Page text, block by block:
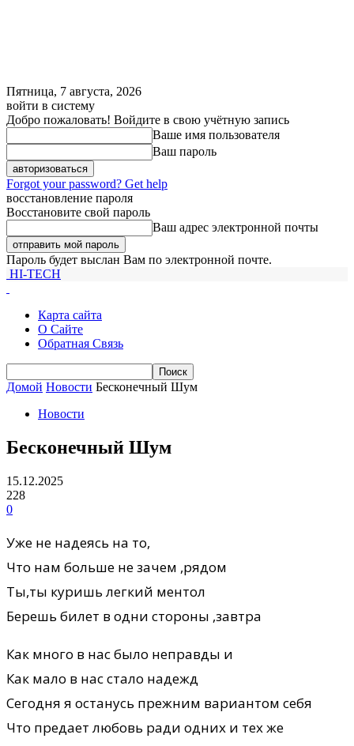
Пятница, 7 августа, 2026
войти в систему
Добро пожаловать! Войдите в свою учётную запись
Ваше имя пользователя
Ваш пароль
Forgot your password? Get help
восстановление пароля
Восстановите свой пароль
Ваш адрес электронной почты
Пароль будет выслан Вам по электронной почте.
HI-TECH
Карта сайта
О Сайте
Обратная Связь
Домой Новости Бесконечный Шум
Новости
Бесконечный Шум
15.12.2025
228
0
Уже не надеясь на то,
Что нам больше не зачем ,рядом
Ты,ты куришь легкий ментол
Берешь билет в одни стороны ,завтра
Как много в нас было неправды и
Как мало в нас стало надежд
Сегодня я останусь прежним вариантом себя
Что предает любовь ради одних и тех же